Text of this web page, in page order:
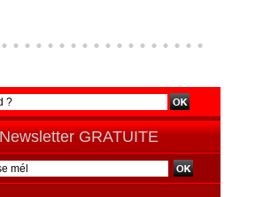
Newsletter GRATUITE